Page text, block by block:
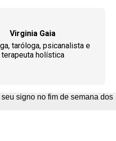
Virginia Gaia
taróloga, psicanalista e
terapeuta holística